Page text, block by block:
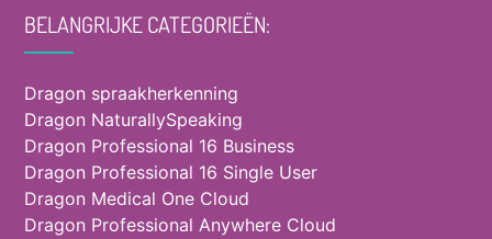
BELANGRIJKE CATEGORIEËN:
Dragon spraakherkenning
Dragon NaturallySpeaking
Dragon Professional 16 Business
Dragon Professional 16 Single User
Dragon Medical One Cloud
Dragon Professional Anywhere Cloud